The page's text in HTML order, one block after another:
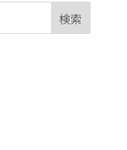
検索